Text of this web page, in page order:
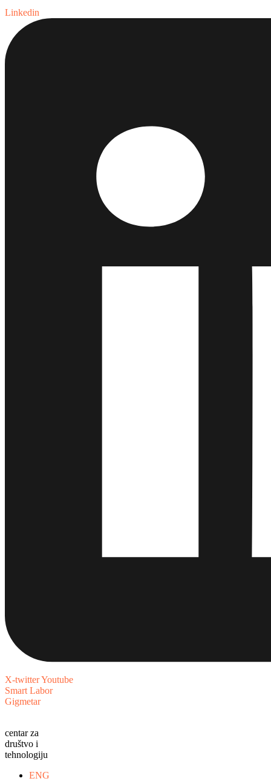
Linkedin
X-twitterYoutube
Smart Labor
Gigmetar
centar za
društvo i
tehnologiju
ENG